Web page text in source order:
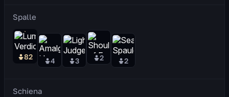
Spalle
82 4 3 2 2
Schiena